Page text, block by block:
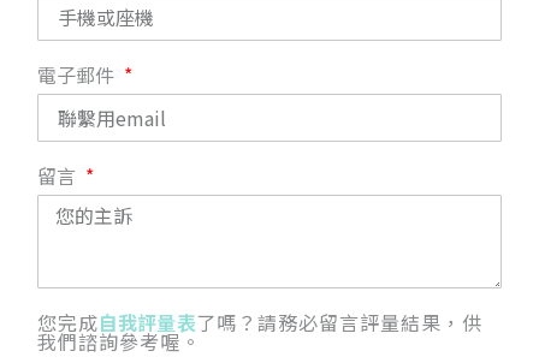
電子郵件
留言
您完成自我評量表了嗎？請務必留言評量結果，供
我們諮詢參考喔。